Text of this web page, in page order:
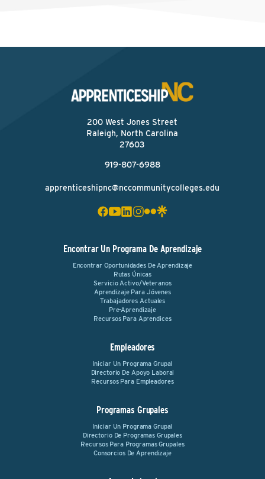
200 West Jones Street
Raleigh, North Carolina
27603
919-807-6988
apprenticeshipnc@nccommunitycolleges.edu
Encontrar Un Programa De Aprendizaje
Encontrar Oportunidades De Aprendizaje
Rutas Únicas
Servicio Activo/Veteranos
Aprendizaje Para Jóvenes
Trabajadores Actuales
Pre-Aprendizaje
Recursos Para Aprendices
Empleadores
Iniciar Un Programa Grupal
Directorio De Apoyo Laboral
Recursos Para Empleadores
Programas Grupales
Iniciar Un Programa Grupal
Directorio De Programas Grupales
Recursos Para Programas Grupales
Consorcios De Aprendizaje